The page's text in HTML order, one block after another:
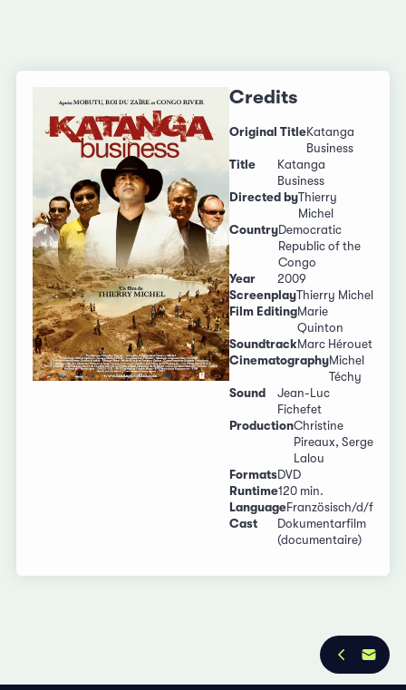
Credits
Original TitleKatanga
Business
Title
Katanga
Business
Directed byThierry
Michel
CountryDemocratic
Republic of the
Congo
Year
2009
ScreenplayThierry Michel
Film EditingMarie
Quinton
SoundtrackMarc Hérouet
CinematographyMichel
Téchy
Sound
Jean-Luc
Fichefet
ProductionChristine
Pireaux, Serge
Lalou
FormatsDVD
Runtime120 min.
LanguageFranzösisch/d/f
Cast
Dokumentarfilm
(documentaire)